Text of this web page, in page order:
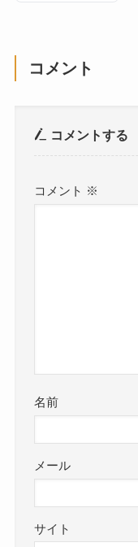
コメント
コメントする
コメント ※
名前
メール
サイト